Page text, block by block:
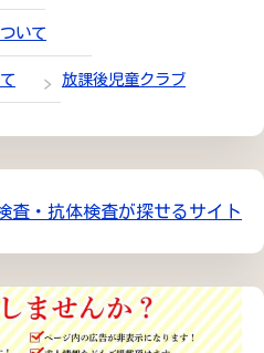
いて
放課後児童クラブ
査・抗体検査が探せるサイト